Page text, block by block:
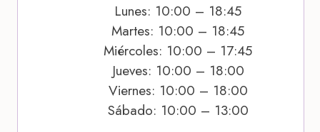
Lunes: 10:00 – 18:45
Martes: 10:00 – 18:45
Miércoles: 10:00 – 17:45
Jueves: 10:00 – 18:00
Viernes: 10:00 – 18:00
Sábado: 10:00 – 13:00